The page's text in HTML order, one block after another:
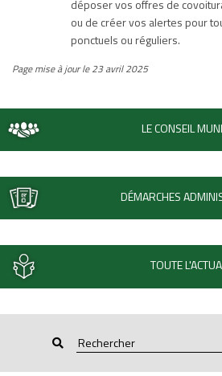
déposer vos offres de
ou de créer vos alertes pour
ponctuels ou réguliers.
Page mise à jour le 23 avril 2025
LE CONSEIL
DÉMARCHES
TOUTE